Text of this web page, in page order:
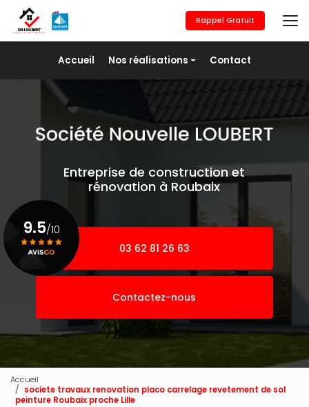
contenu
principal
Accueil Nos réalisations
Maçonnerie générale
Revêtement de sols
Placo/Isolation
Pose de fer
Contact
Rappel Gratuit
Entreprise de construction et
rénovation à Roubaix
03 62 81 26 63
Contactez-nous
9.5/10
Voir le certificat
Accueil
societe travaux renovation placo carrelage revetement de sol
peinture Roubaix proche Lille